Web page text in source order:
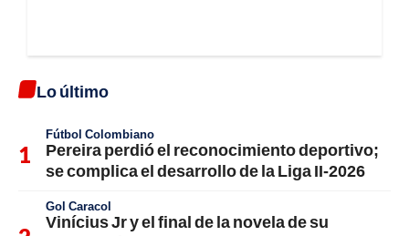
Lo último
Fútbol Colombiano
Pereira perdió el reconocimiento deportivo;
se complica el desarrollo de la Liga II-2026
Gol Caracol
Vinícius Jr y el final de la novela de su